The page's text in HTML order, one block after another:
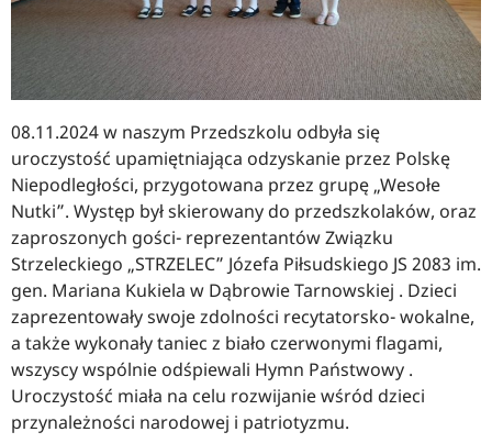
08.11.2024 w naszym Przedszkolu odbyła się
uroczystość upamiętniająca odzyskanie przez Polskę
Niepodległości, przygotowana przez grupę „Wesołe
Nutki”. Występ był skierowany do przedszkolaków, oraz
zaproszonych gości- reprezentantów Związku
Strzeleckiego „STRZELEC” Józefa Piłsudskiego JS 2083 im.
gen. Mariana Kukiela w Dąbrowie Tarnowskiej . Dzieci
zaprezentowały swoje zdolności recytatorsko- wokalne,
a także wykonały taniec z biało czerwonymi flagami,
wszyscy wspólnie odśpiewali Hymn Państwowy .
Uroczystość miała na celu rozwijanie wśród dzieci
przynależności narodowej i patriotyzmu.